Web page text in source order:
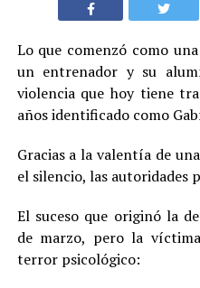
Lo que comenzó como
un entrenador y su
violencia que hoy tiene
años identificado como
Gracias a la valentía de
el silencio, las autoridades
El suceso que originó la
de marzo, pero la
terror psicológico: